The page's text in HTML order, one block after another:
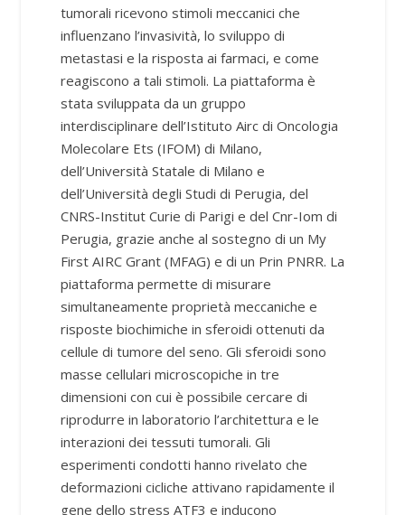
tumorali ricevono stimoli meccanici che
influenzano l’invasività, lo sviluppo di
metastasi e la risposta ai farmaci, e come
reagiscono a tali stimoli. La piattaforma è
stata sviluppata da un gruppo
interdisciplinare dell’Istituto Airc di Oncologia
Molecolare Ets (IFOM) di Milano,
dell’Università Statale di Milano e
dell’Università degli Studi di Perugia, del
CNRS-Institut Curie di Parigi e del Cnr-Iom di
Perugia, grazie anche al sostegno di un My
First AIRC Grant (MFAG) e di un Prin PNRR. La
piattaforma permette di misurare
simultaneamente proprietà meccaniche e
risposte biochimiche in sferoidi ottenuti da
cellule di tumore del seno. Gli sferoidi sono
masse cellulari microscopiche in tre
dimensioni con cui è possibile cercare di
riprodurre in laboratorio l’architettura e le
interazioni dei tessuti tumorali. Gli
esperimenti condotti hanno rivelato che
deformazioni cicliche attivano rapidamente il
gene dello stress ATF3 e inducono